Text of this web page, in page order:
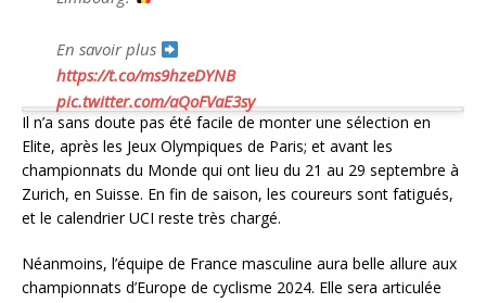
En savoir plus
https://t.co/ms9hzeDYNB
pic.twitter.com/aQoFVaE3sy
Il n’a sans doute pas été facile de monter une sélection en
Elite, après les Jeux Olympiques de Paris; et avant les
championnats du Monde qui ont lieu du 21 au 29 septembre à
Zurich, en Suisse. En fin de saison, les coureurs sont fatigués,
et le calendrier UCI reste très chargé.
Néanmoins, l’équipe de France masculine aura belle allure aux
championnats d’Europe de cyclisme 2024. Elle sera articulée